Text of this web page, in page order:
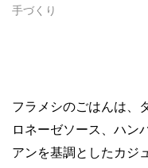
手づくり
フラメシのごはんは、
ロネーゼソース、ハン
アンを基調としたカジ